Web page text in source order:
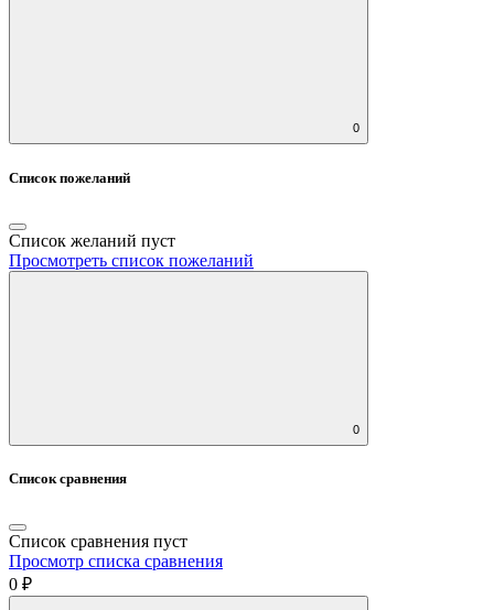
0
Список пожеланий
Список желаний пуст
Просмотреть список пожеланий
0
Список сравнения
Список сравнения пуст
Просмотр списка сравнения
0 ₽